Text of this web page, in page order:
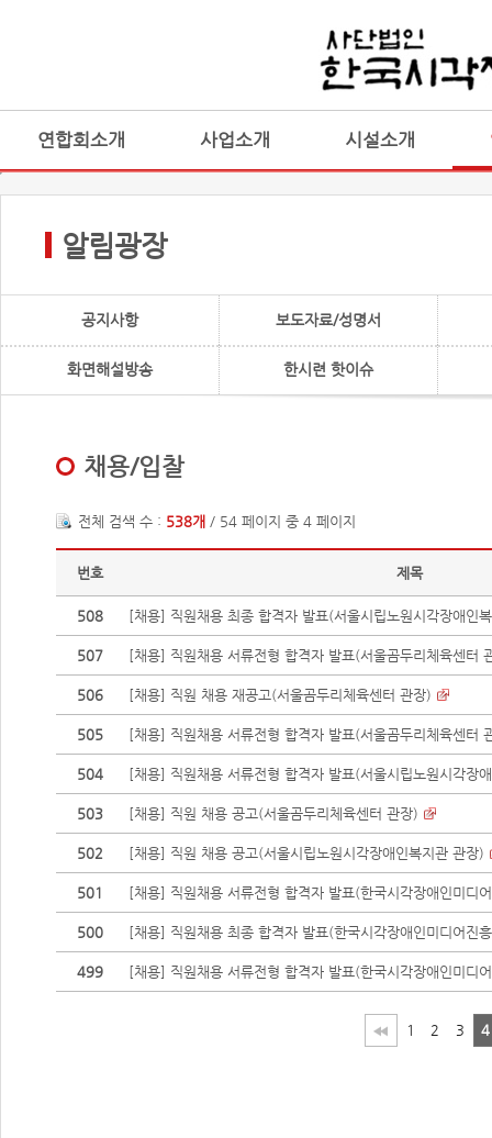
연합회소개 사업소개 시설소개
알림광장
공지사항 보도자료/성명서
화면해설방송 한시련 핫이슈
채용/입찰
전체 검색 수 : 538개 / 54 페이지 중 4 페이지
번호 제목
508 [채용] 직원채용 최종 합격자 발표(서울시립노원시각장애인
507 [채용] 직원채용 서류전형 합격자 발표(서울곰두리체육센터
506 [채용] 직원 채용 재공고(서울곰두리체육센터 관장)
505 [채용] 직원채용 서류전형 합격자 발표(서울곰두리체육센터
504 [채용] 직원채용 서류전형 합격자 발표(서울시립노원시각장
503 [채용] 직원 채용 공고(서울곰두리체육센터 관장)
502 [채용] 직원 채용 공고(서울시립노원시각장애인복지관 관장)
501 [채용] 직원채용 서류전형 합격자 발표(한국시각장애인미디
500 [채용] 직원채용 최종 합격자 발표(한국시각장애인미디어진
499 [채용] 직원채용 서류전형 합격자 발표(한국시각장애인미디
1 2 3 4